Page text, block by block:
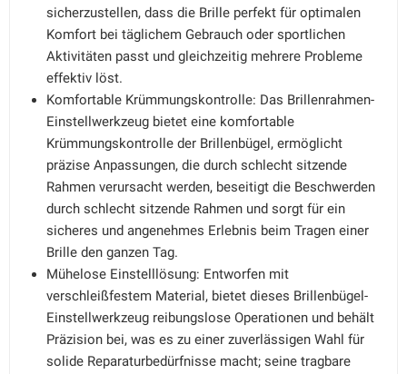
sicherzustellen, dass die Brille perfekt für optimalen
Komfort bei täglichem Gebrauch oder sportlichen
Aktivitäten passt und gleichzeitig mehrere Probleme
effektiv löst.
Komfortable Krümmungskontrolle: Das Brillenrahmen-
Einstellwerkzeug bietet eine komfortable
Krümmungskontrolle der Brillenbügel, ermöglicht
präzise Anpassungen, die durch schlecht sitzende
Rahmen verursacht werden, beseitigt die Beschwerden
durch schlecht sitzende Rahmen und sorgt für ein
sicheres und angenehmes Erlebnis beim Tragen einer
Brille den ganzen Tag.
Mühelose Einstelllösung: Entworfen mit
verschleißfestem Material, bietet dieses Brillenbügel-
Einstellwerkzeug reibungslose Operationen und behält
Präzision bei, was es zu einer zuverlässigen Wahl für
solide Reparaturbedürfnisse macht; seine tragbare